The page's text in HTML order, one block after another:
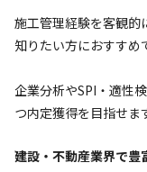
施工管理経験を客観的
知りたい方におすすめ
企業分析やSPI・適性
つ内定獲得を目指せま
建設・不動産業界で